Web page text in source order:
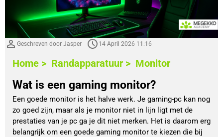
Geschreven door Jasper 14 April 2026 11:16
Home > Randapparatuur > Monitor
Wat is een gaming monitor?
Een goede monitor is het halve werk. Je gaming-pc kan nog
zo goed zijn, maar als je monitor niet in lijn ligt met de
prestaties van je pc ga je dit niet merken. Het is daarom erg
belangrijk om een goede gaming monitor te kiezen die bij